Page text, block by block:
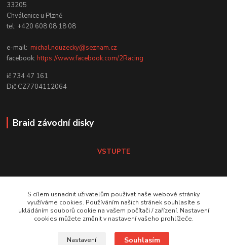
33205
Chválenice u Plzně
tel: +420 608 08 18 08
e-mail:michal.nouzecky@seznam.cz
facebook:https://www.facebook.com/2Racing
ič 734 47 161
Dič CZ7704112064
Braid závodní disky
VSTUPTE
VSTUPTE Koni tlumiče
S cílem usnadnit uživatelům používat naše webové stránky
využíváme cookies. Používáním našich stránek souhlasíte s
ukládáním souborů cookie na vašem počítači / zařízení. Nastavení
cookies můžete změnit v nastavení vašeho prohlížeče.
Nastavení Souhlasím